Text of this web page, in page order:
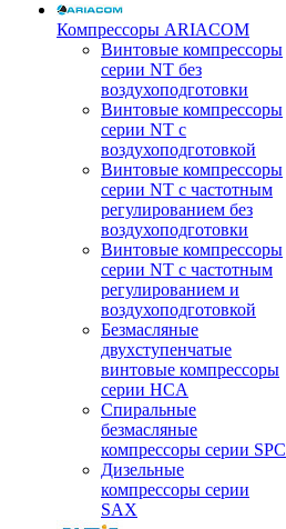
Компрессоры ARIACOM
Винтовые компрессоры
серии NT без
воздухоподготовки
Винтовые компрессоры
серии NT c
воздухоподготовкой
Винтовые компрессоры
серии NT с частотным
регулированием без
воздухоподготовки
Винтовые компрессоры
серии NT с частотным
регулированием и
воздухоподготовкой
Безмасляные
двухступенчатые
винтовые компрессоры
серии HCA
Спиральные
безмасляные
компрессоры серии SPC
Дизельные
компрессоры серии
SAX